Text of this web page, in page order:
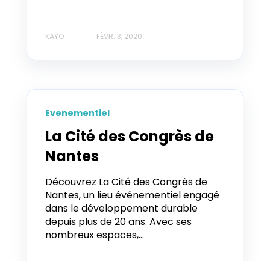
KAYO FÉVR. 3, 2020
Evenementiel
La Cité des Congrès de
Nantes
Découvrez La Cité des Congrès de
Nantes, un lieu événementiel engagé
dans le développement durable
depuis plus de 20 ans. Avec ses
nombreux espaces,...